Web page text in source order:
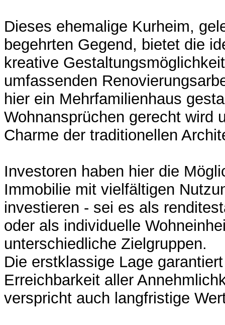
Dieses ehemalige Kurheim,
begehrten Gegend, bietet die
kreative
umfassenden
hier ein Mehrfamilienhaus
Wohnansprüchen gerecht wird
Charme der traditionellen
Investoren haben hier die
Immobilie mit vielfältigen
investieren - sei es als
oder als individuelle
unterschiedliche Zielgruppen.
Die erstklassige Lage
Erreichbarkeit aller
verspricht auch langfristige